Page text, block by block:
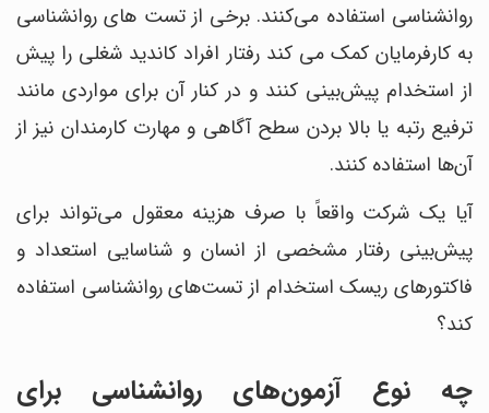
روانشناسی استفاده می‎‌‌کنند. برخی از تست های روانشناسی
به کارفرمایان کمک می کند رفتار افراد کاندید شغلی را پیش
از استخدام پیش‎‌بینی کنند و در کنار آن برای مواردی مانند
ترفیع رتبه یا بالا بردن سطح آگاهی و مهارت کارمندان نیز از
آن‌ها استفاده کنند.
آیا یک شرکت واقعاً با صرف هزینه معقول می‌تواند برای
پیش‌بینی رفتار مشخصی از انسان و شناسایی استعداد و
فاکتورهای ریسک استخدام از تست‌‎های روانشناسی استفاده
کند؟
چه نوع آزمون‌های روانشناسی برای